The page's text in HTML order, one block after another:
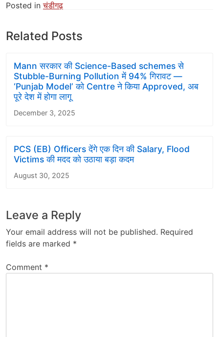
Posted inचंडीगढ़
Related Posts
Mann सरकार की Science-Based schemes से
Stubble-Burning Pollution में 94% गिरावट —
‘Punjab Model’ को Centre ने किया Approved, अब
पूरे देश में होगा लागू
December 3, 2025
PCS (EB) Officers देंगे एक दिन की Salary, Flood
Victims की मदद को उठाया बड़ा कदम
August 30, 2025
Leave a Reply
Your email address will not be published. Required
fields are marked *
Comment *